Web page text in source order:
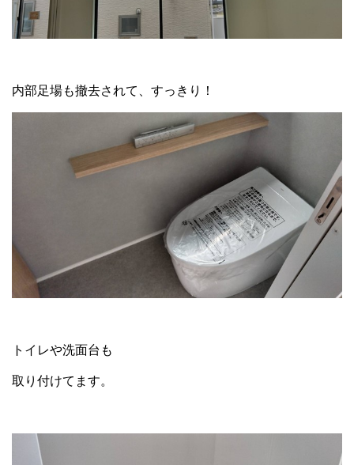
内部足場も撤去されて、すっきり！
トイレや洗面台も
取り付けてます。